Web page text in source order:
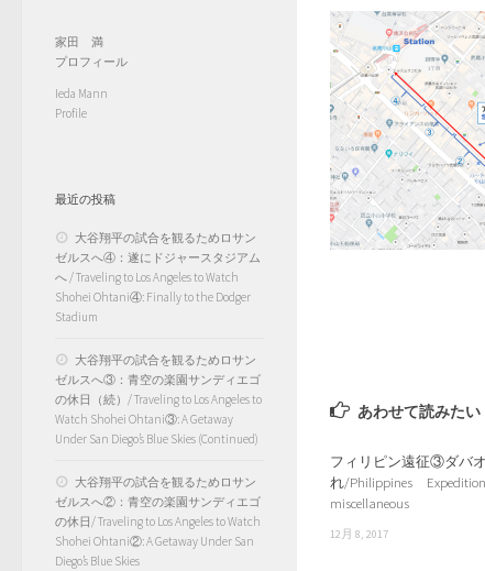
あわせて読みたい
フィリピン遠征③ダバ
れ/Philippines
miscellaneous
12月 8, 2017
家田 満
プロフィール
Ieda Mann
Profile
最近の投稿
大谷翔平の試合を観るためロサン
ゼルスへ④：遂にドジャースタジアム
へ / Traveling to Los Angeles to Watch
Shohei Ohtani④: Finally to the Dodger
Stadium
大谷翔平の試合を観るためロサン
ゼルスへ③：青空の楽園サンディエゴ
の休日（続）/ Traveling to Los Angeles to
Watch Shohei Ohtani③: A Getaway
Under San Diego’s Blue Skies (Continued)
大谷翔平の試合を観るためロサン
ゼルスへ②：青空の楽園サンディエゴ
の休日/ Traveling to Los Angeles to Watch
Shohei Ohtani②: A Getaway Under San
Diego’s Blue Skies